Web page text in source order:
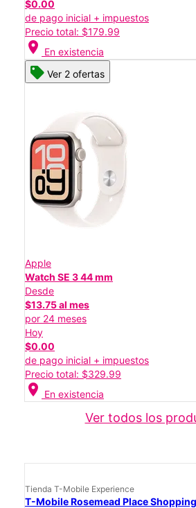
$0.00
de pago inicial + impuestos
Precio total: $179.99
location_on En existencia
Ver 2 ofertas
Apple
Watch SE 3 44 mm
Desde
$13.75 al mes
por 24 meses
Hoy
$0.00
de pago inicial + impuestos
Precio total: $329.99
location_on En existencia
Ver todos los
Tienda T-Mobile Experience
T-Mobile Rosemead Place